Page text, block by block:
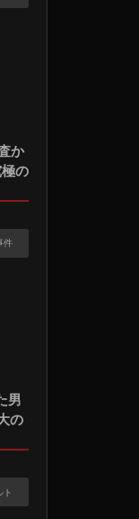
か
の
件
男
の
ト